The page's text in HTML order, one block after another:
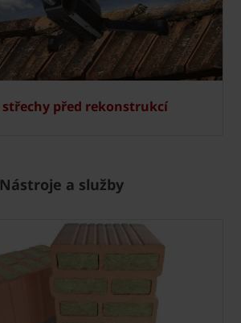
před rekonstrukcí
Nástroje a služby